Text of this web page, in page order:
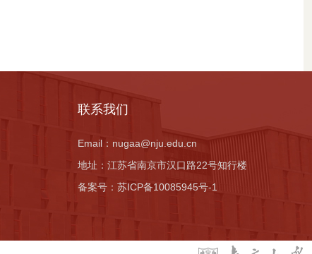
联系我们
Email： nugaa@nju.edu.cn
地址： 江苏省南京市汉口路22号知行楼
备案号： 苏ICP备10085945号-1